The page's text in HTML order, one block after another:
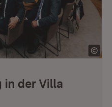
in der Villa